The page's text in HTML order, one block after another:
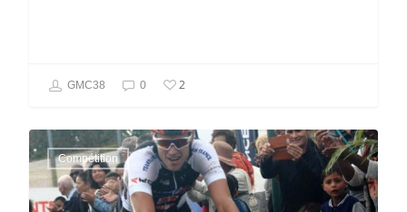
GMC38 0 2
Compétition